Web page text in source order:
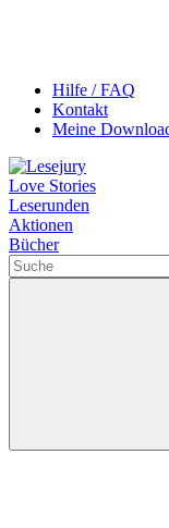
Hilfe / FAQ
Kontakt
Meine
Love Stories
Leserunden
Aktionen
Bücher